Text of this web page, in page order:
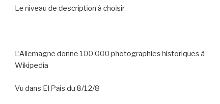
Le niveau de description à choisir
L’Allemagne donne 100 000 photographies historiques à
Wikipedia
Vu dans El Pais du 8/12/8